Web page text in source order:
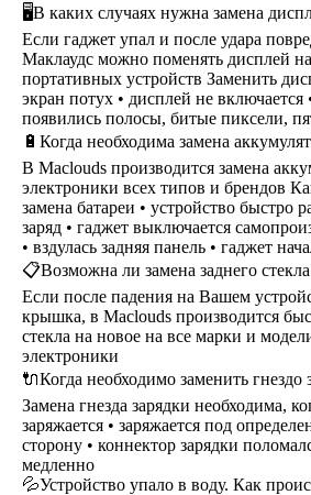
🖥В каких случаях нужна замена
Если гаджет упал и после удара
Маклаудс можно поменять дисплей
портативных устройств Заменить
экран потух • дисплей не включается
появились полосы, битые пиксели,
🔋Когда необходима замена
В Maclouds производится замена
электроники всех типов и брендов
замена батареи • устройство быстро
заряд • гаджет выключается
• вздулась задняя панель • гаджет
📋Возможна ли замена заднего
Если после падения на Вашем
крышка, в Maclouds производится
стекла на новое на все марки и
электроники
🔌Когда необходимо заменить гнездо
Замена гнезда зарядки необходима,
заряжается • заряжается под
сторону • коннектор зарядки
медленно
💦Устройство упало в воду. Как